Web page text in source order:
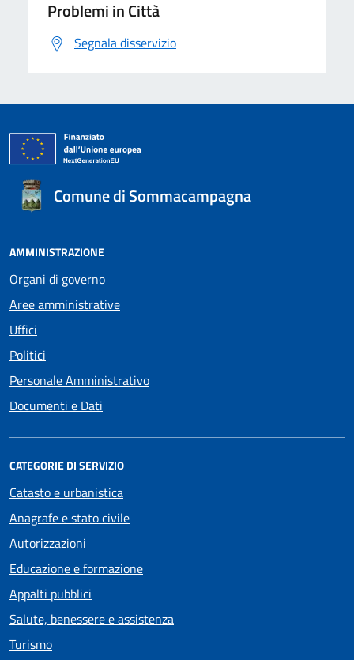
Problemi in Città
Segnala disservizio
Comune di Sommacampagna
AMMINISTRAZIONE
Organi di governo
Aree amministrative
Uffici
Politici
Personale Amministrativo
Documenti e Dati
CATEGORIE DI SERVIZIO
Catasto e urbanistica
Anagrafe e stato civile
Autorizzazioni
Educazione e formazione
Appalti pubblici
Salute, benessere e assistenza
Turismo